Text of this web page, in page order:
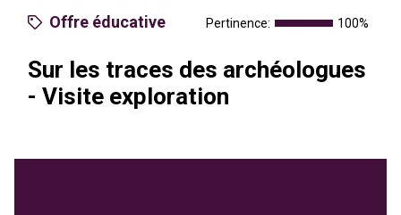
Sur les traces des archéologues
- Visite exploration
Offre éducative Pertinence: 100%